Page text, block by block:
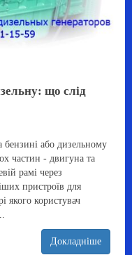
що слід
або дизельному
частин - двигуна та
рамі через
пристроїв для
якого користувач
Докладніше